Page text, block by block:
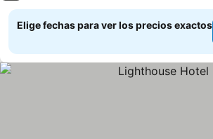
Elige fechas para ver los precios exactos